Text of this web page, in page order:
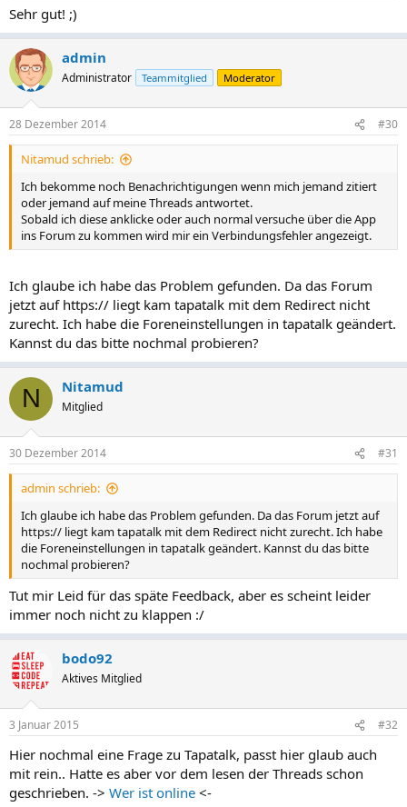
:
Sehr gut! ;)
admin
Administrator Teammitglied Moderator
28 Dezember 2014 #30
Nitamud schrieb:
Ich bekomme noch Benachrichtigungen wenn mich jemand zitiert
oder jemand auf meine Threads antwortet.
Sobald ich diese anklicke oder auch normal versuche über die App
ins Forum zu kommen wird mir ein Verbindungsfehler angezeigt.
Ich glaube ich habe das Problem gefunden. Da das Forum
jetzt auf https:// liegt kam tapatalk mit dem Redirect nicht
zurecht. Ich habe die Foreneinstellungen in tapatalk geändert.
Kannst du das bitte nochmal probieren?
N Nitamud
Mitglied
30 Dezember 2014 #31
admin schrieb:
Ich glaube ich habe das Problem gefunden. Da das Forum jetzt auf
https:// liegt kam tapatalk mit dem Redirect nicht zurecht. Ich habe
die Foreneinstellungen in tapatalk geändert. Kannst du das bitte
nochmal probieren?
Tut mir Leid für das späte Feedback, aber es scheint leider
immer noch nicht zu klappen :/
bodo92
Aktives Mitglied
3 Januar 2015 #32
Hier nochmal eine Frage zu Tapatalk, passt hier glaub auch
mit rein.. Hatte es aber vor dem lesen der Threads schon
geschrieben. -> Wer ist online <-